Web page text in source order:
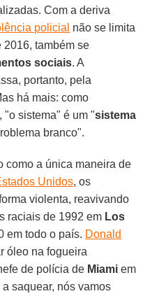
Com a deriva
policial não se limita
2016, também se
sociais. A
portanto, pela
há mais: como
, "o sistema" é um "sistema
branco".
como a única maneira de
Unidos, os
violenta, reavivando
raciais de 1992 em Los
em todo o país. Donald
óleo na fogueira
de polícia de Miami em
saquear, nós vamos